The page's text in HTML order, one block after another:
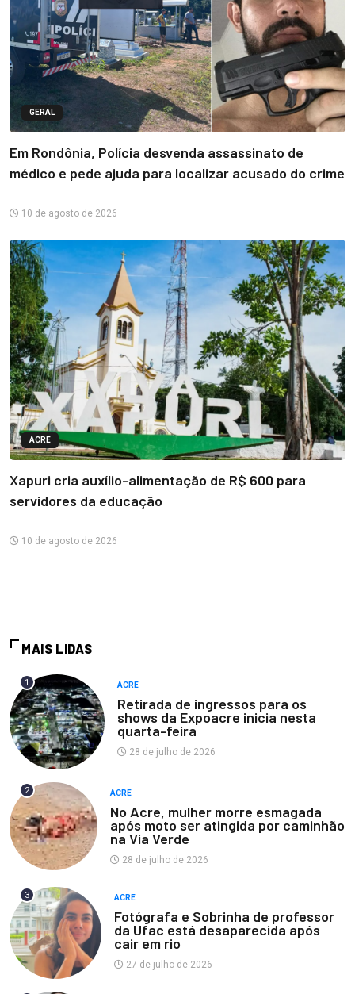
GERAL
Em Rondônia, Polícia desvenda assassinato de
médico e pede ajuda para localizar acusado do crime
10 de agosto de 2026
ACRE
Xapuri cria auxílio-alimentação de R$ 600 para
servidores da educação
10 de agosto de 2026
MAIS LIDAS
1 ACRE
Retirada de ingressos para os
shows da Expoacre inicia nesta
quarta-feira
28 de julho de 2026
2 ACRE
No Acre, mulher morre esmagada
após moto ser atingida por caminhão
na Via Verde
28 de julho de 2026
3 ACRE
Fotógrafa e Sobrinha de professor
da Ufac está desaparecida após
cair em rio
27 de julho de 2026